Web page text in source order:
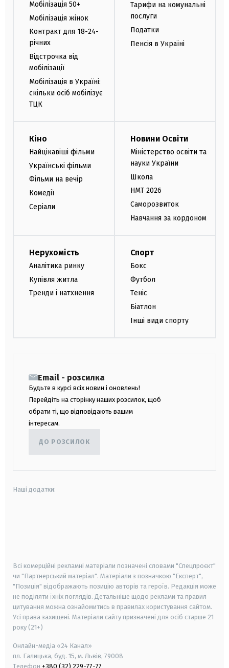
Мобілізація 50+
Мобілізація жінок
Контракт для 18-24-
річних
Відстрочка від
мобілізації
Мобілізація в Україні:
скільки осіб мобілізує
ТЦК
Тарифи на комунальні
послуги
Податки
Пенсія в Україні
Кіно
Найцікавіші фільми
Українські фільми
Фільми на вечір
Комедії
Серіали
Новини Освіти
Міністерство освіти та
науки України
Школа
НМТ 2026
Саморозвиток
Навчання за кордоном
Нерухомість
Аналітика ринку
Купівля житла
Тренди і натхнення
Спорт
Бокс
Футбол
Теніс
Біатлон
Інші види спорту
Email - розсилка
Будьте в курсі всіх новин і оновлень!
Перейдіть на сторінку наших розсилок, щоб
обрати ті, що відповідають вашим
інтересам.
ДО РОЗСИЛОК
Наші додатки:
Всі комерційні рекламні матеріали позначені словами "Спецпроєкт"
чи "Партнерський матеріал". Матеріали з позначкою "Експерт",
"Позиція" відображають позицію авторів та героїв. Редакція може
не поділяти їхніх поглядів. Детальніше щодо реклами та правил
цитування можна ознайомитись в правилах користування сайтом.
Усі права захищені. Матеріали сайту призначені для осіб старше 21
року (21+)
Онлайн-медіа «24 Канал»
пл. Галицька, буд. 15, м. Львів, 79008
Телефон +380 (32) 229-77-77